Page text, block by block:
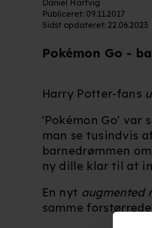
Daniel Hartvig
Publiceret: 09.11.2017
Sidst opdateret: 22.06.2023
Pokémon Go -
Harry Potter-fans
'Pokémon Go' var
man se tusindvis
barnedrømmen
ny dille klar til at
En nyt augmented
samme